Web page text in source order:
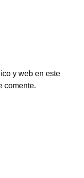
y web en este
comente.